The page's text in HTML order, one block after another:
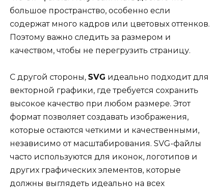
большое пространство, особенно если
содержат много кадров или цветовых оттенков.
Поэтому важно следить за размером и
качеством, чтобы не перегрузить страницу.
С другой стороны, SVG идеально подходит для
векторной графики, где требуется сохранить
высокое качество при любом размере. Этот
формат позволяет создавать изображения,
которые остаются четкими и качественными,
независимо от масштабирования. SVG-файлы
часто используются для иконок, логотипов и
других графических элементов, которые
должны выглядеть идеально на всех